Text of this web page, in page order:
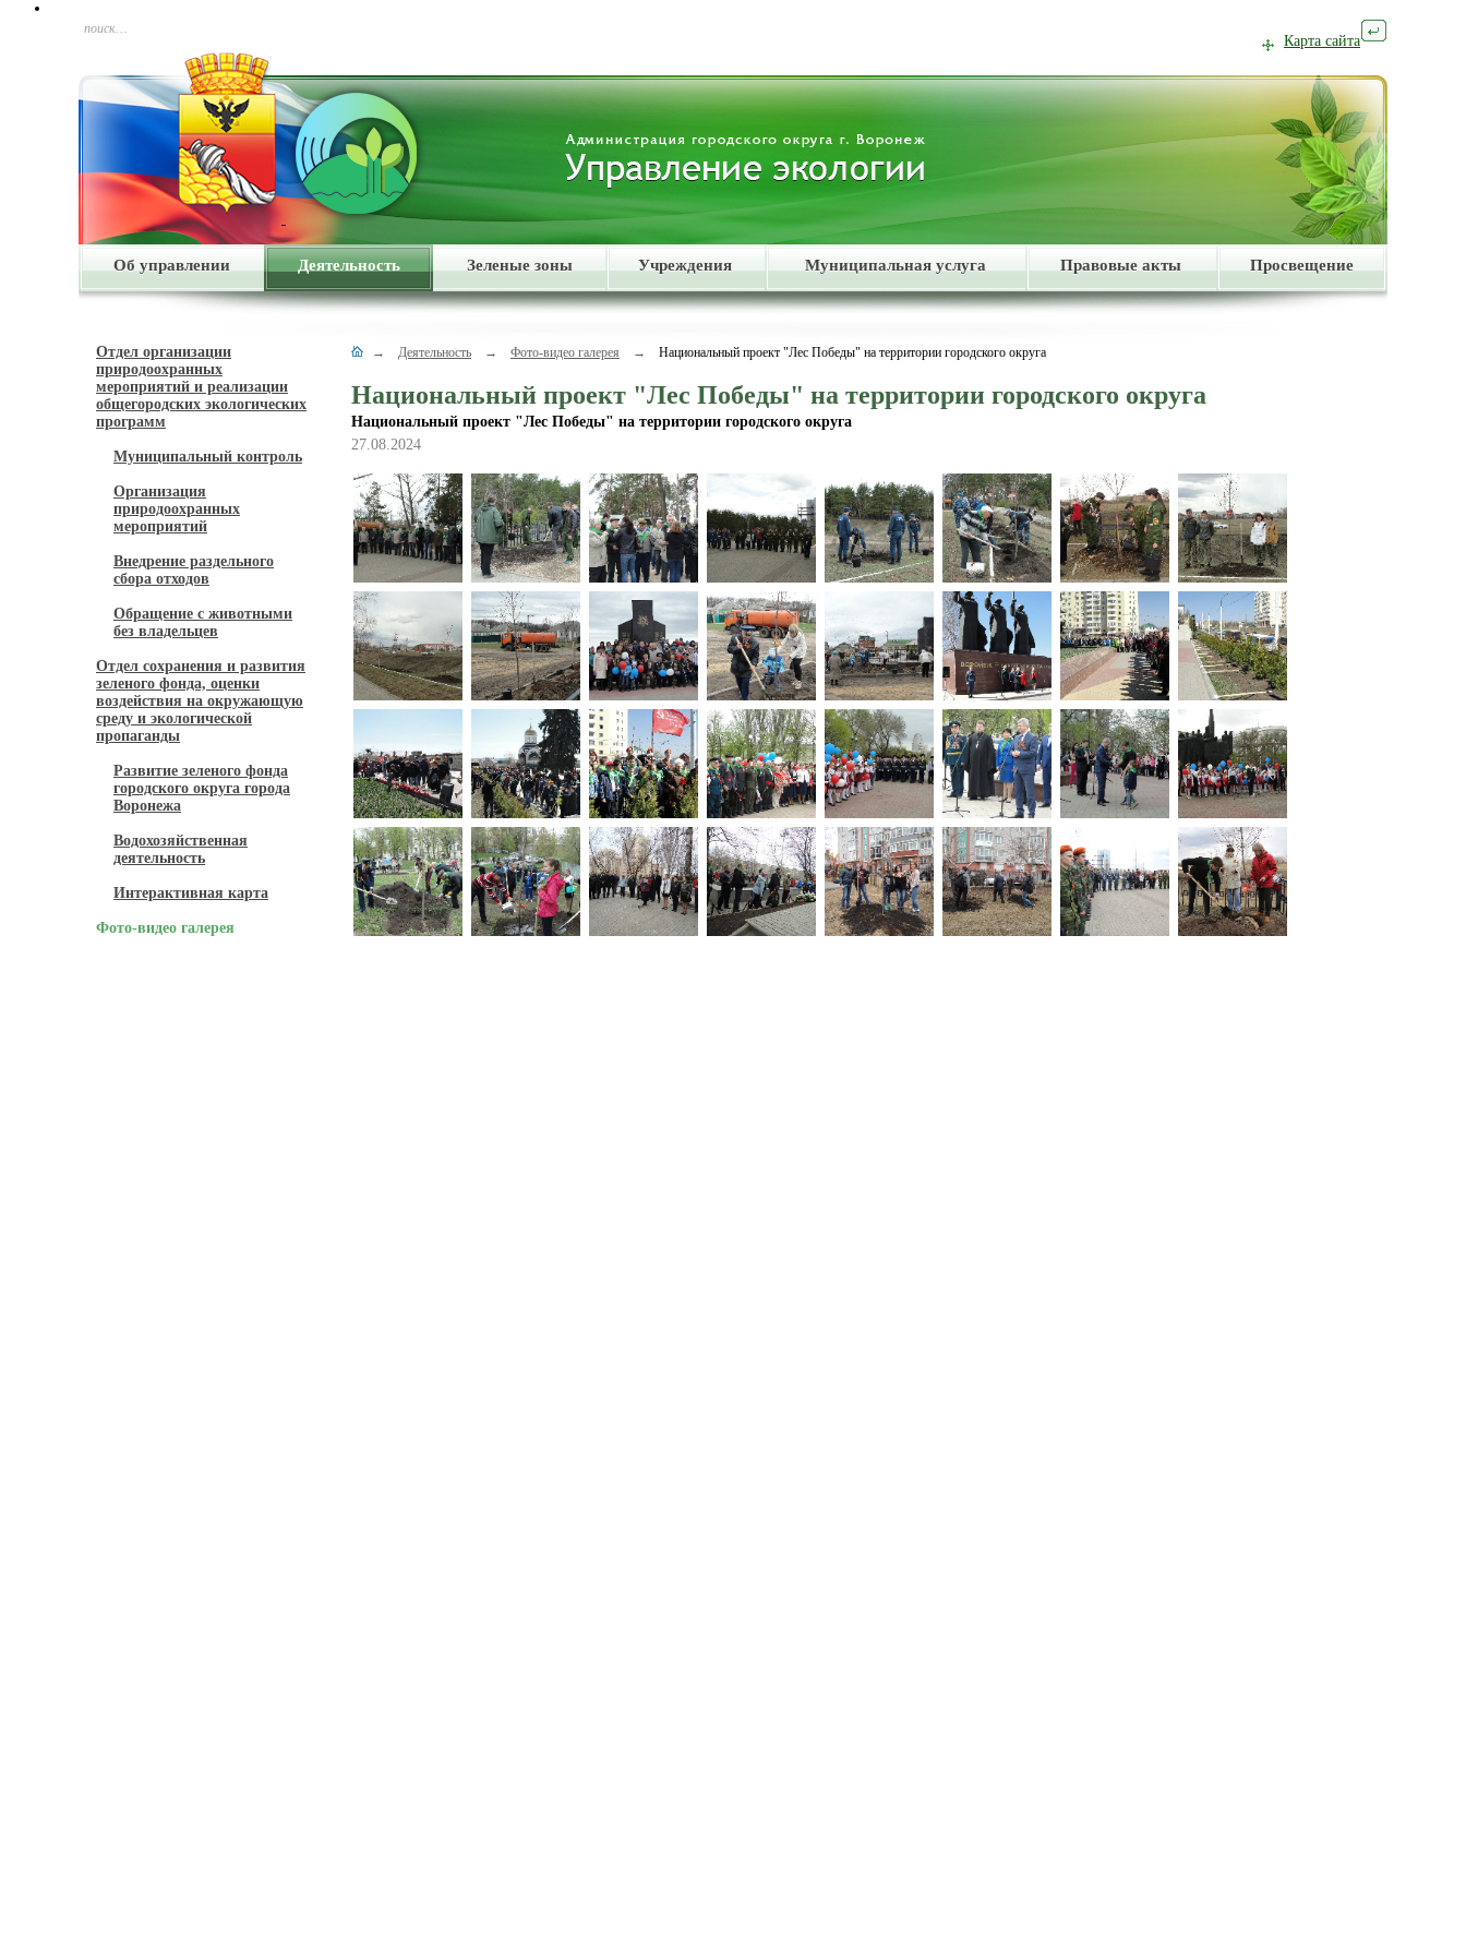
Карта сайта
поиск…
Об управлении Деятельность Зеленые зоны Учреждения Муниципальная услуга Правовые акты Просвещение
Отдел организации
природоохранных
мероприятий и реализации
общегородских экологических
программ
Муниципальный контроль
Организация
природоохранных
мероприятий
Внедрение раздельного
сбора отходов
Обращение с животными
без владельцев
Отдел сохранения и развития
зеленого фонда, оценки
воздействия на окружающую
среду и экологической
пропаганды
Развитие зеленого фонда
городского округа города
Воронежа
Водохозяйственная
деятельность
Интерактивная карта
Фото-видео галерея
→ Деятельность → Фото-видео галерея → Национальный проект "Лес Победы" на территории городского округа
Национальный проект "Лес Победы" на территории городского округа
Национальный проект "Лес Победы" на территории городского округа
27.08.2024